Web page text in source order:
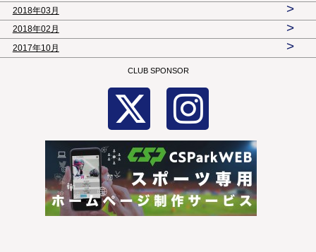
2018年03月 >
2018年02月 >
2017年10月 >
CLUB SPONSOR